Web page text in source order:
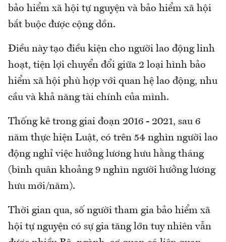
bảo hiểm xã hội tự nguyện và bảo hiểm xã hội
bắt buộc được cộng dồn.
Điều này tạo điều kiện cho người lao động linh
hoạt, tiện lợi chuyển đổi giữa 2 loại hình bảo
hiểm xã hội phù hợp với quan hệ lao động, nhu
cầu và khả năng tài chính của mình.
Thống kê trong giai đoạn 2016 - 2021, sau 6
năm thực hiện Luật, có trên 54 nghìn người lao
động nghỉ việc hưởng lương hưu hằng tháng
(bình quân khoảng 9 nghìn người hưởng lương
hưu mới/năm).
Thời gian qua, số người tham gia bảo hiểm xã
hội tự nguyện có sự gia tăng lớn tuy nhiên vẫn